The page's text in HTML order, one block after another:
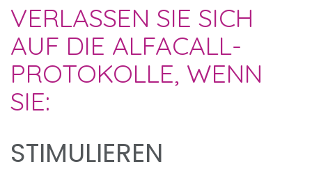
ÜBER UNS
PARTNER-APOTHEKEN
MAGAZINE
VERLASSEN SIE SICH
AUF DIE ALFACALL-
PROTOKOLLE, WENN
SIE:
STIMULIEREN